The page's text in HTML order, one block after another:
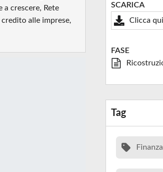
crescere, Rete
alle imprese,
SCARICA
Clicca
FASE
Tag
Finanza